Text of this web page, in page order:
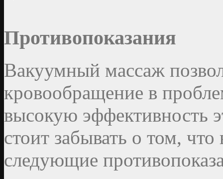
Противопоказания
Вакуумный массаж
кровообращение в
высокую эффективность
стоит забывать о том,
следующие